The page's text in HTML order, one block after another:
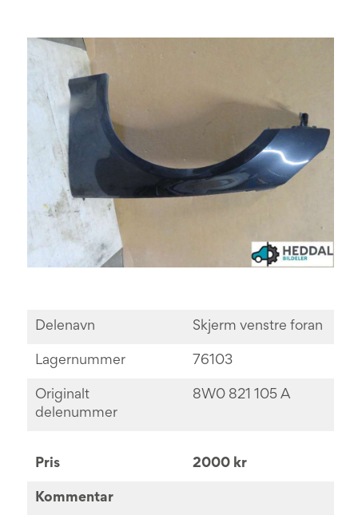
Delenavn Skjerm venstre foran
Lagernummer 76103
Originalt
delenummer
8W0 821 105 A
Pris 2000 kr
Kommentar